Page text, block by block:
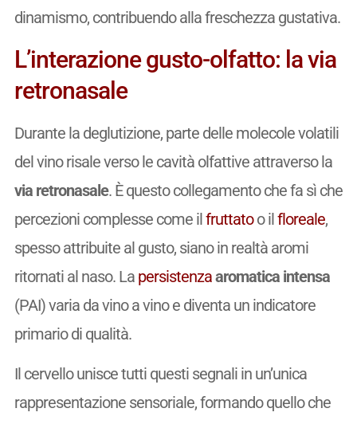
dinamismo, contribuendo alla freschezza gustativa.
L’interazione gusto-olfatto: la via
retronasale
Durante la deglutizione, parte delle molecole volatili
del vino risale verso le cavità olfattive attraverso la
via retronasale. È questo collegamento che fa sì che
percezioni complesse come ilfruttatoo ilfloreale,
spesso attribuite al gusto, siano in realtà aromi
ritornati al naso. La persistenzaaromatica intensa
(PAI) varia da vino a vino e diventa un indicatore
primario di qualità.
Il cervello unisce tutti questi segnali in un’unica
rappresentazione sensoriale, formando quello che